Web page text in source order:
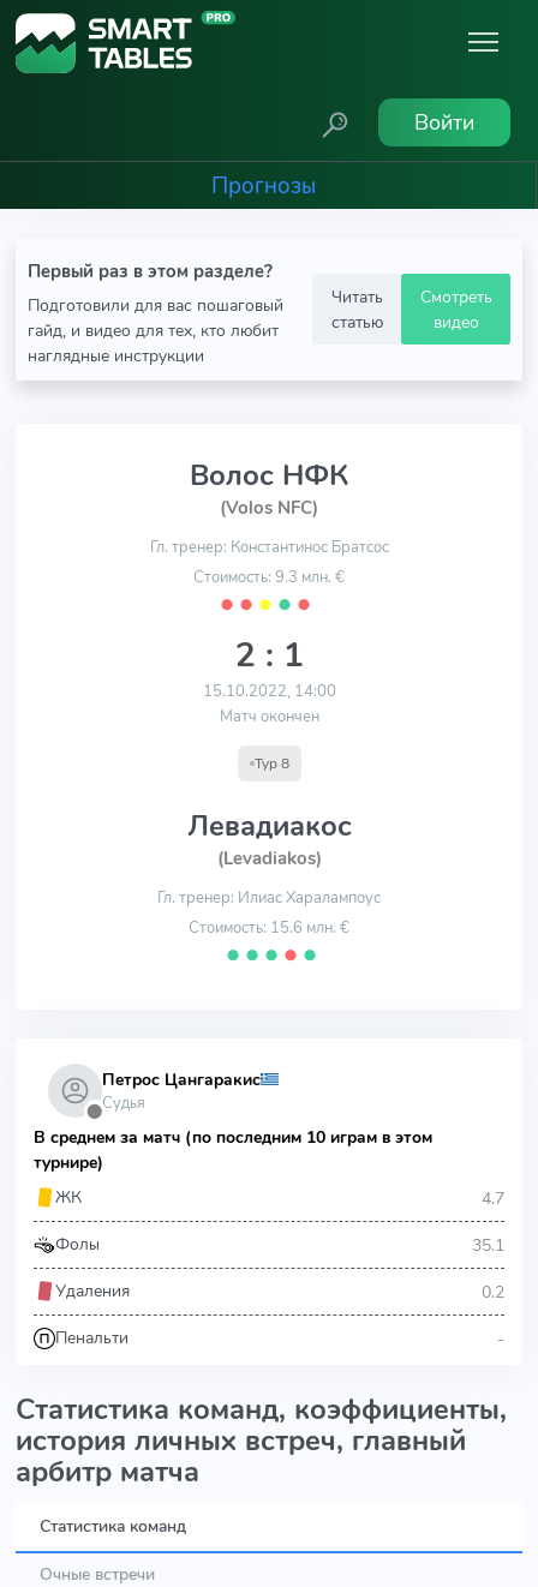
Войти
Прогнозы
Первый раз в этом разделе?
Подготовили для вас пошаговый
гайд, и видео для тех, кто любит
наглядные инструкции
Читать
статью
Смотреть
видео
Волос НФК
(Volos NFC)
Гл. тренер: Константинос Братсос
Стоимость: 9.3 млн. €
⬤ ⬤ ⬤ ⬤ ⬤
2 : 1
15.10.2022, 14:00
Матч окончен
Тур 8
Левадиакос
(Levadiakos)
Гл. тренер: Илиас Харалампоус
Стоимость: 15.6 млн. €
⬤ ⬤ ⬤ ⬤ ⬤
⬤
Петрос Цангаракис
Судья
В среднем за матч (по последним 10 играм в этом
турнире)
ЖК
4.7
Фолы 35.1
Удаления 0.2
Пенальти -
Статистика команд, коэффициенты,
история личных встреч, главный
арбитр матча
Статистика команд
Очные встречи